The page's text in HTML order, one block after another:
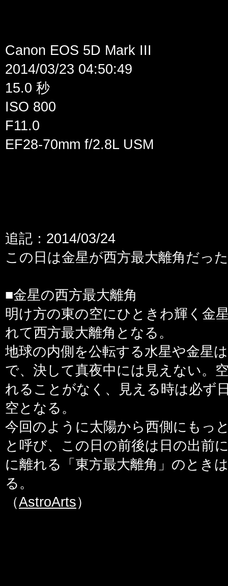
Canon EOS 5D Mark III
2014/03/23 04:50:49
15.0 秒
ISO 800
F11.0
EF28-70mm f/2.8L USM
追記：2014/03/24
この日は金星が西方最大離角だっ
■金星の西方最大離角
明け方の東の空にひときわ輝く金
れて西方最大離角となる。
地球の内側を公転する水星や金星
で、決して真夜中には見えない。
れることがなく、見える時は必ず
空となる。
今回のように太陽から西側にもっ
と呼び、この日の前後は日の出前
に離れる「東方最大離角」のとき
る。
（AstroArts）